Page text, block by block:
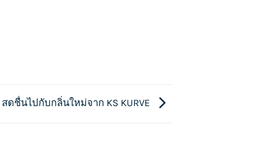
สดชื่นไปกับกลิ่นใหม่จาก KS KURVE